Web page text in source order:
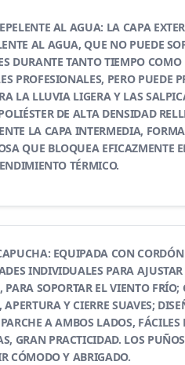
AL AGUA: LA CAPA
AL AGUA, QUE NO PUEDE
DURANTE TANTO TIEMPO COMO
PROFESIONALES, PERO PUEDE
LA LLUVIA LIGERA Y LAS
DE ALTA DENSIDAD
LA CAPA INTERMEDIA,
QUE BLOQUEA EFICAZMENTE
TÉRMICO.
EQUIPADA CON
INDIVIDUALES PARA
SOPORTAR EL VIENTO FRÍO;
Y CIERRE SUAVES;
A AMBOS LADOS, FÁCILES
GRAN PRACTICIDAD. LOS
CÓMODO Y ABRIGADO.